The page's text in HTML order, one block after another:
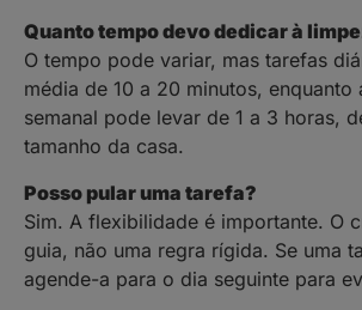
Quanto tempo devo dedicar à
O tempo pode variar, mas tarefas
média de 10 a 20 minutos, enquanto
semanal pode levar de 1 a 3 horas,
tamanho da casa.
Posso pular uma tarefa?
Sim. A flexibilidade é importante. O
guia, não uma regra rígida. Se uma
agende-a para o dia seguinte para